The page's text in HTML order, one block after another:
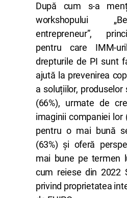
După cum s-a
workshopului
entrepreneur”,
pentru care IMM-
drepturile de PI sunt
ajută la prevenirea
a soluțiilor, produselor
(66%), urmate de
imaginii companiei lor
pentru o mai bună
(63%) și oferă
mai bune pe termen
cum reiese din 2022
privind proprietatea